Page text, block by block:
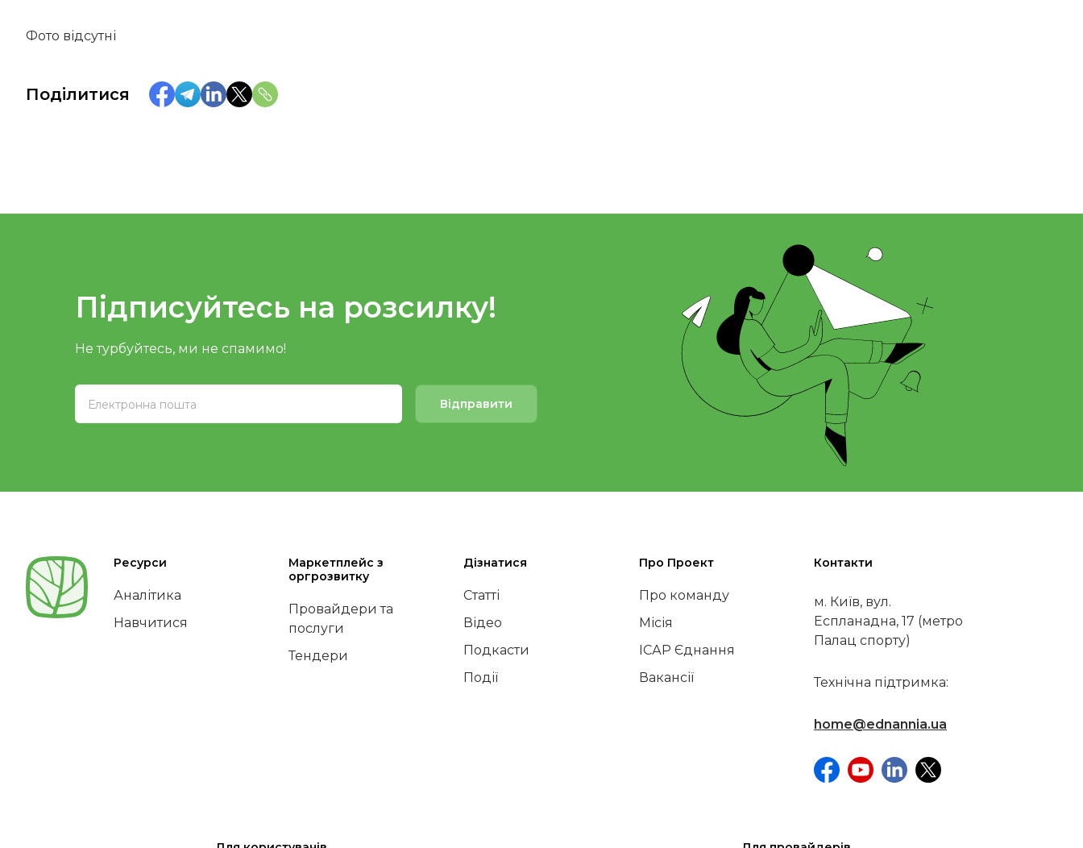
Фото відсутні
Поділитися
Підписуйтесь на розсилку!
Не турбуйтесь, ми не спамимо!
Відправити
Ресурси
Аналітика
Навчитися
Маркетплейс з
оргрозвитку
Провайдери та
послуги
Тендери
Дізнатися
Статті
Відео
Подкасти
Події
Про Проект
Про команду
Місія
ІСАР Єднання
Вакансії
Контакти
м. Київ, вул.
Еспланадна, 17 (метро
Палац спорту)
Технічна підтримка:
home@ednannia.ua